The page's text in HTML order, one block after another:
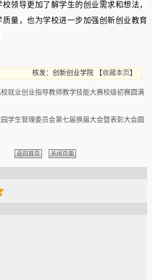
校领导更加了解学生的创业需求和想法，
质量，也为学校进一步加强创新创业教育
核发：创新创业学院 【收藏本页 】
就业创业指导教师教学技能大赛校级初赛圆满
学生管理委员会第七届换届大会暨表彰大会圆
返回首页 关闭页面